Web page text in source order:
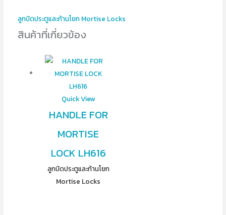
ลูกบิดประตูและก้านโยก Mortise Locks
สินค้าที่เกี่ยวข้อง
Quick View
HANDLE FOR
MORTISE
LOCK LH616
ลูกบิดประตูและก้านโยก
Mortise Locks